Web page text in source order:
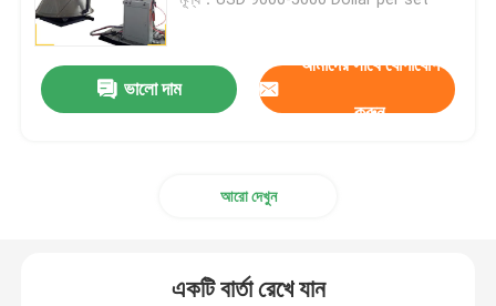
স্বয়ংক্রিয় পাইপ পোলিশিং মেশিন
ভালো দাম
আমাদের সাথে যোগাযোগ
করুন
আরো দেখুন
একটি বার্তা রেখে যান